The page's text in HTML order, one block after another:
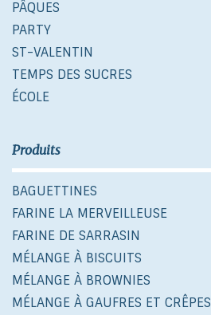
PÂQUES
PARTY
ST-VALENTIN
TEMPS DES SUCRES
ÉCOLE
Produits
BAGUETTINES
FARINE LA MERVEILLEUSE
FARINE DE SARRASIN
MÉLANGE À BISCUITS
MÉLANGE À BROWNIES
MÉLANGE À GAUFRES ET CRÊPES